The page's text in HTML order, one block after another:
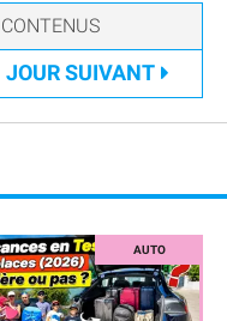
JOURSUIVANT